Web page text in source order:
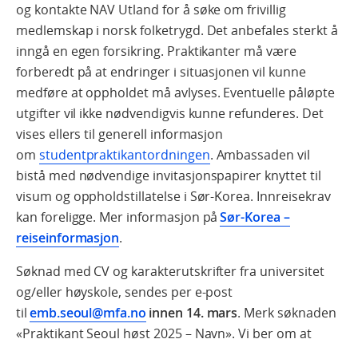
og kontakte NAV Utland for å søke om frivillig
medlemskap i norsk folketrygd. Det anbefales sterkt å
inngå en egen forsikring. Praktikanter må være
forberedt på at endringer i situasjonen vil kunne
medføre at oppholdet må avlyses. Eventuelle påløpte
utgifter vil ikke nødvendigvis kunne refunderes. Det
vises ellers til generell informasjon
om studentpraktikantordningen. Ambassaden vil
bistå med nødvendige invitasjonspapirer knyttet til
visum og oppholdstillatelse i Sør-Korea. Innreisekrav
kan foreligge. Mer informasjon påSør-Korea –
reiseinformasjon.
Søknad med CV og karakterutskrifter fra universitet
og/eller høyskole, sendes per e-post
tilemb.seoul@mfa.no innen 14. mars. Merk søknaden
«Praktikant Seoul høst 2025 – Navn». Vi ber om at